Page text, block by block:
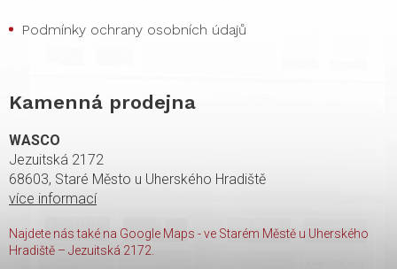
Podmínky ochrany osobních údajů
Kamenná prodejna
WASCO
Jezuitská 2172
68603, Staré Město u Uherského Hradiště
více informací
Najdete nás také na Google Maps - ve Starém Městě u Uherského
Hradiště – Jezuitská 2172.